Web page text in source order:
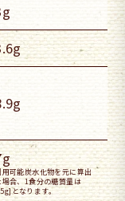
可能炭水化物を元に算出
場合、1食分の糖質量は
となります。